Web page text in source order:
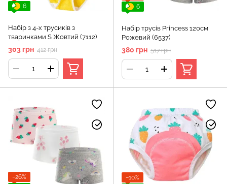
6
Набір з 4-х трусиків з
тваринками S Жовтий (7112)
303 грн 412 грн
6
Набір трусів Princess 120см
Рожевий (6537)
380 грн 517 грн
−26%
−10%